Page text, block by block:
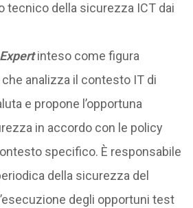
tecnico della sicurezza ICT dai
inteso come figura
analizza il contesto IT di
e propone l’opportuna
in accordo con le policy
specifico. È responsabile
della sicurezza del
degli opportuni test